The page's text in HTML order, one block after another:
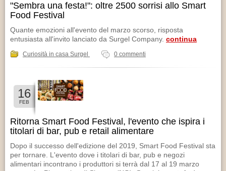
CONTATTI
"Sembra una festa!": oltre 2500 sorrisi allo Smart
Food Festival
Quante emozioni all'evento del marzo scorso, risposta
entusiasta all'invito lanciato da Surgel Company. continua
Curiosità in casa Surgel 0 commenti
16
FEB
Ritorna Smart Food Festival, l'evento che ispira i
titolari di bar, pub e retail alimentare
Dopo il successo dell'edizione del 2019, Smart Food Festival sta
per tornare. L'evento dove i titolari di bar, pub e negozi
alimentari incontrano i produttori si terrà dal 17 al 19 marzo